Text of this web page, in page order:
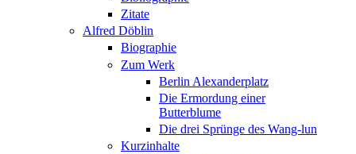
Zitate
Alfred Döblin
Biographie
Zum Werk
Berlin Alexanderplatz
Die Ermordung einer
Butterblume
Die drei Sprünge des Wang-lun
Kurzinhalte